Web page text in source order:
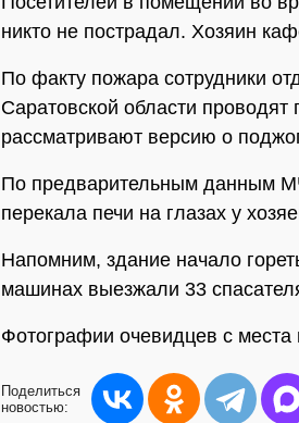
никто не пострадал. Хозяин
По факту пожара сотрудники
Саратовской области
рассматривают версию о
По предварительным данным
перекала печи на глазах у
Напомним, здание начало
машинах выезжали 33
Фотографии очевидцев с места
Поделиться
новостью: